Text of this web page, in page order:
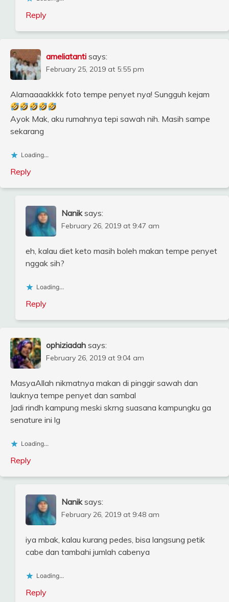
Reply
ameliatanti says:
February 25, 2019 at 5:55 pm
Alamaaaakkkk foto tempe penyet nya! Sungguh kejam
Ayok Mak, aku rumahnya tepi sawah nih. Masih sampe
sekarang
Loading...
Reply
Nanik says:
February 26, 2019 at 9:47 am
eh, kalau diet keto masih boleh makan tempe penyet
nggak sih?
Loading...
Reply
ophiziadah says:
February 26, 2019 at 9:04 am
MasyaAllah nikmatnya makan di pinggir sawah dan
lauknya tempe penyet dan sambal
Jadi rindh kampung meski skrng suasana kampungku ga
senature ini lg
Loading...
Reply
Nanik says:
February 26, 2019 at 9:48 am
iya mbak, kalau kurang pedes, bisa langsung petik
cabe dan tambahi jumlah cabenya
Loading...
Reply